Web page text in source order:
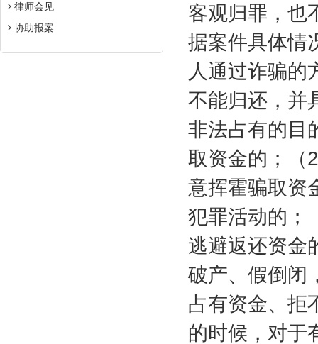
律师会见
协助报案
客观归罪，也
据案件具体情
人通过诈骗的
不能归还，并
非法占有的目
取资金的；（2
意挥霍骗取资
犯罪活动的；
逃避返还资金
破产、假倒闭
占有资金、拒
的时候，对于